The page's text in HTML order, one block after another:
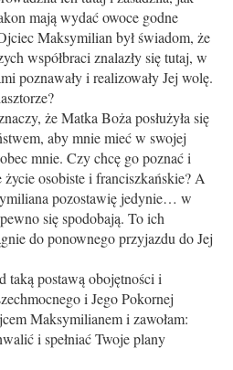
mają wydać owoce godne
Maksymilian był świadom, że
współbraci znalazły się tutaj, w
poznawały i realizowały Jej wolę.
że Matka Boża posłużyła się
aby mnie mieć w swojej
mnie. Czy chcę go poznać i
osobiste i franciszkańskie? A
pozostawię jedynie… w
się spodobają. To ich
do ponownego przyjazdu do Jej
taką postawą obojętności i
i Jego Pokornej
Maksymilianem i zawołam:
i spełniać Twoje plany